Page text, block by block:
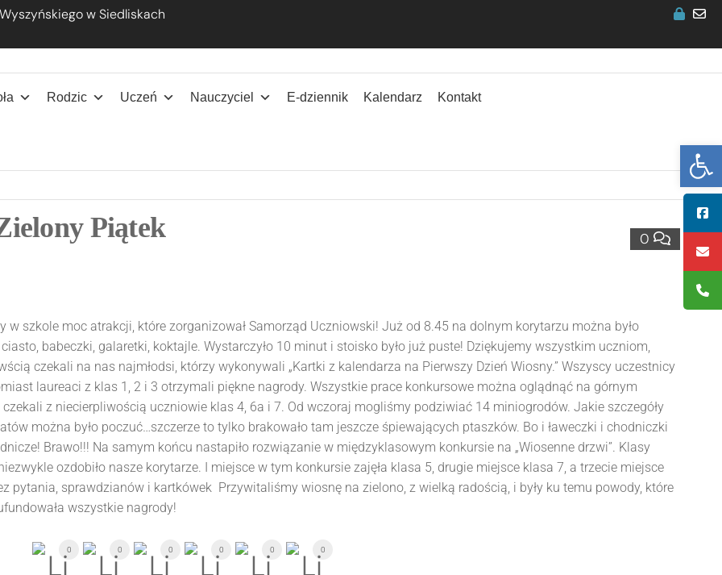
w Siedliskach
Wyszyńskiego w Siedliskach
Rodzic Uczeń Nauczyciel E-dziennik Kalendarz Kontakt
0
Piątek
szkole moc atrakcji, które zorganizował Samorząd Uczniowski! Już od 8.45 na dolnym korytarzu można było
babeczki, galaretki, koktajle. Wystarczyło 10 minut i stoisko było już puste! Dziękujemy wszystkim uczniom,
czekali na nas najmłodsi, którzy wykonywali „Kartki z kalendarza na Pierwszy Dzień Wiosny.” Wszyscy uczestnicy
laureaci z klas 1, 2 i 3 otrzymali piękne nagrody. Wszystkie prace konkursowe można oglądnąć na górnym
z niecierpliwością uczniowie klas 4, 6a i 7. Od wczoraj mogliśmy podziwiać 14 miniogrodów. Jakie szczegóły
można było poczuć…szczerze to tylko brakowało tam jeszcze śpiewających ptaszków. Bo i ławeczki i chodniczki
Brawo!!! Na samym końcu nastapiło rozwiązanie w międzyklasowym konkursie na „Wiosenne drzwi”. Klasy
ozdobiło nasze korytarze. I miejsce w tym konkursie zajęła klasa 5, drugie miejsce klasa 7, a trzecie miejsce
pytania, sprawdzianów i kartkówek Przywitaliśmy wiosnę na zielono, z wielką radością, i były ku temu powody, które
wszystkie nagrody!
0 0 0 0 0 0